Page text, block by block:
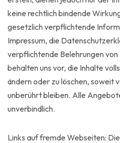
keine rechtlich bindende
gesetzlich verpflichtende
Impressum, die
verpflichtende Belehrungen
behalten uns vor, die Inhalte
ändern oder zu löschen, soweit
unberührt bleiben. Alle
unverbindlich.
Links auf fremde Webseiten: